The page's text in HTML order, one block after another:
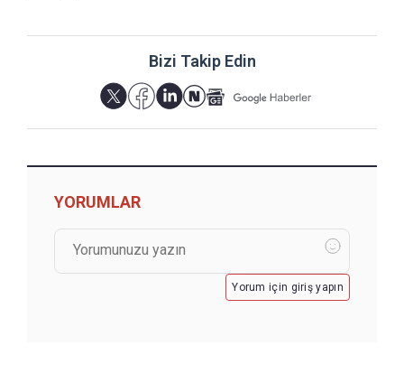
Bizi Takip Edin
YORUMLAR
Yorum için giriş yapın